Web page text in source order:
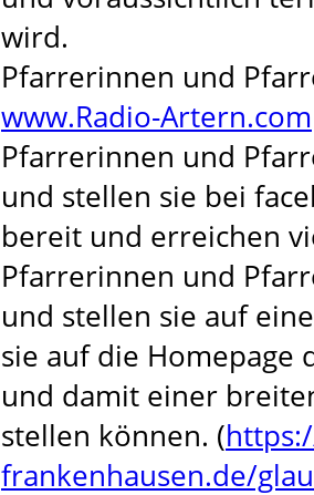
wird.
Pfarrerinnen und
www.Radio-Artern.com
Pfarrerinnen und
und stellen sie bei
bereit und erreichen
Pfarrerinnen und
und stellen sie auf
sie auf die Homepage
und damit einer
stellen können. (
frankenhausen.de/